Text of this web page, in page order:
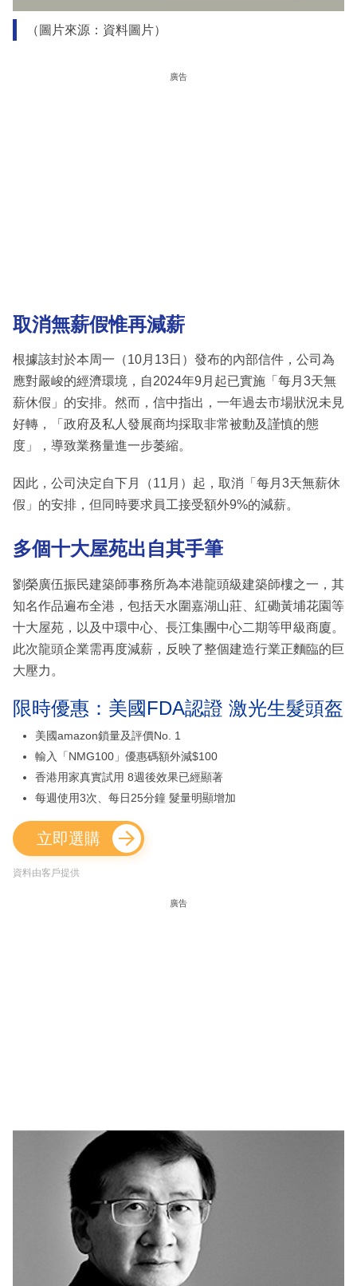
（圖片來源：資料圖片）
廣告
取消無薪假惟再減薪
根據該封於本周一（10月13日）發布的內部信件，公司為
應對嚴峻的經濟環境，自2024年9月起已實施「每月3天無
薪休假」的安排。然而，信中指出，一年過去市場狀況未見
好轉，「政府及私人發展商均採取非常被動及謹慎的態
度」，導致業務量進一步萎縮。
因此，公司決定自下月（11月）起，取消「每月3天無薪休
假」的安排，但同時要求員工接受額外9%的減薪。
多個十大屋苑出自其手筆
劉榮廣伍振民建築師事務所為本港龍頭級建築師樓之一，其
知名作品遍布全港，包括天水圍嘉湖山莊、紅磡黃埔花園等
十大屋苑，以及中環中心、長江集團中心二期等甲級商廈。
此次龍頭企業需再度減薪，反映了整個建造行業正麵臨的巨
大壓力。
限時優惠：美國FDA認證 激光生髮頭盔
美國amazon鎖量及評價No. 1
輸入「NMG100」優惠碼額外減$100
香港用家真實試用 8週後效果已經顯著
每週使用3次、每日25分鐘 髮量明顯增加
立即選購
資料由客戶提供
廣告